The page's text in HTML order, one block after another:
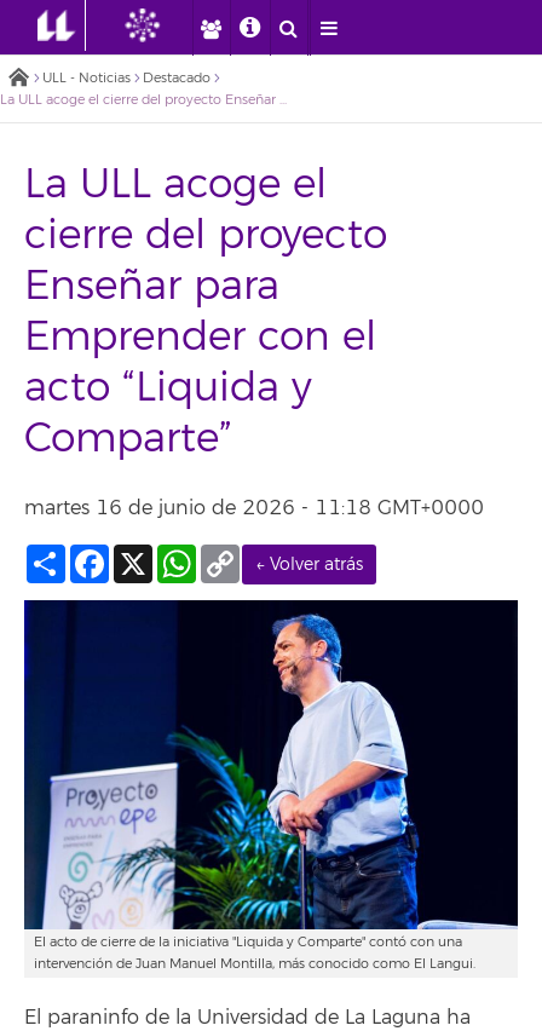
ULL - Noticias
Destacado
La ULL acoge el cierre del proyecto Enseñar para Emprender con el acto “Liquida y Comparte”
La ULL acoge el
cierre del proyecto
Enseñar para
Emprender con el
acto “Liquida y
Comparte”
martes 16 de junio de 2026 - 11:18 GMT+0000
← Volver atrás
Compartir
Facebook
X WhatsApp
Copy
Link
El acto de cierre de la iniciativa "Liquida y Comparte" contó con una
intervención de Juan Manuel Montilla, más conocido como El Langui.
El paraninfo de la Universidad de La Laguna ha